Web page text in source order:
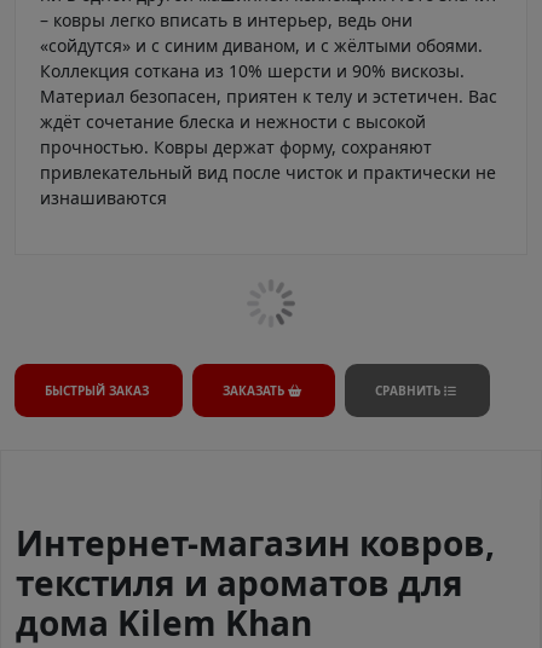
– ковры легко вписать в интерьер, ведь они
«сойдутся» и с синим диваном, и с жёлтыми обоями.
Коллекция соткана из 10% шерсти и 90% вискозы.
Материал безопасен, приятен к телу и эстетичен. Вас
ждёт сочетание блеска и нежности с высокой
прочностью. Ковры держат форму, сохраняют
привлекательный вид после чисток и практически не
изнашиваются
БЫСТРЫЙ ЗАКАЗ ЗАКАЗАТЬ СРАВНИТЬ
Интернет-магазин ковров,
текстиля и ароматов для
дома Kilem Khan